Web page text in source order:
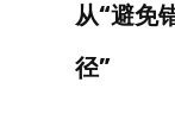
从“避免
径”